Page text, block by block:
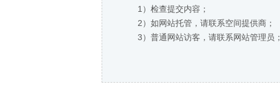
1）检查提交内容；
2）如网站托管，请联系空间提供商；
3）普通网站访客，请联系网站管理员；